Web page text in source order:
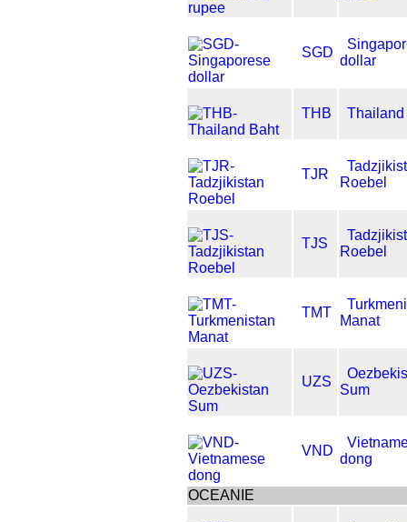
SGD
dollar
THB Thailand
TJR
Roebel
TJS
Roebel
TMT
Manat
UZS
Sum
VND
dong
OCEANIE